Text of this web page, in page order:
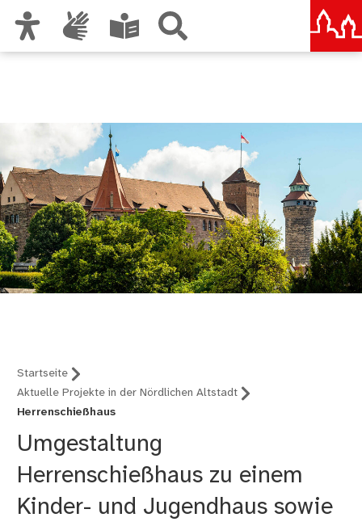
Startseite
Aktuelle Projekte in der Nördlichen Altstadt
Herrenschießhaus
Umgestaltung
Herrenschießhaus zu einem
Kinder- und Jugendhaus sowie